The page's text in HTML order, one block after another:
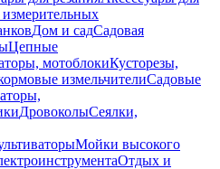
Дом и садСадовая
Цепные
мотоблокиКусторезы,
измельчителиСадовые
ДровоколыСеялки,
Мойки высокого
Отдых и